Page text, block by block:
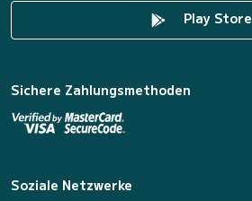
Play Store
Sichere Zahlungsmethoden
Soziale Netzwerke